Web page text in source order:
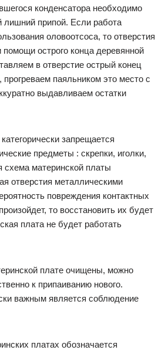
конденсатора необходимо
лишний припой. Если работа
оловоотсоса, то отверстия
помощи острого конца деревянной
в отверстие острый конец
прогреваем паяльником это место с
выдавливаем остатки
запрещается
предметы : скрепки, иголки,
схема материнской платы
отверстия металлическими
повреждения контактных
то восстановить их будет
плата не будет работать
плате очищены, можно
к припаиванию нового.
важным является соблюдение
платах обозначается